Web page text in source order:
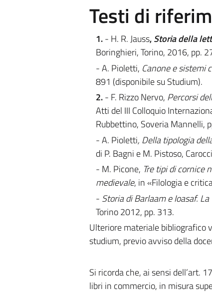
Testi di
1.- H. R. Jauss,Storia della
Boringhieri, Torino, 2016, pp.
- A. Pioletti, Canone e sistemi
891 (disponibile su Studium).
2.- F. Rizzo Nervo, Percorsi
Atti del III Colloquio
Rubbettino, Soveria Mannelli,
- A. Pioletti, Della tipologia
di P. Bagni e M. Pistoso,
- M. Picone, Tre tipi di cornice
medievale, in «Filologia e
- Storia di Barlaam e Ioasaf.
Torino 2012, pp. 313.
Ulteriore materiale bibliografico
studium, previo avviso della
Si ricorda che, ai sensi dell’art.
libri in commercio, in misura